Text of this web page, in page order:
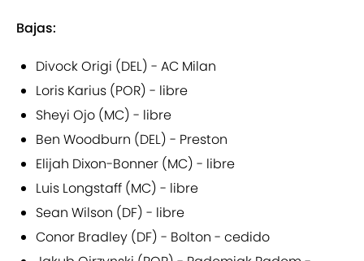
Bajas:
Divock Origi (DEL) - AC Milan
Loris Karius (POR) - libre
Sheyi Ojo (MC) - libre
Ben Woodburn (DEL) - Preston
Elijah Dixon-Bonner (MC) - libre
Luis Longstaff (MC) - libre
Sean Wilson (DF) - libre
Conor Bradley (DF) - Bolton - cedido